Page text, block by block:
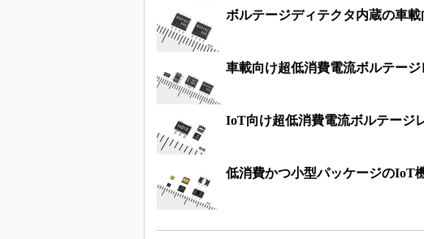
ボルテージディテクタ内蔵の車
車載向け超低消費電流ボルテー
IoT向け超低消費電流ボルテージ
低消費かつ小型パッケージのIoT